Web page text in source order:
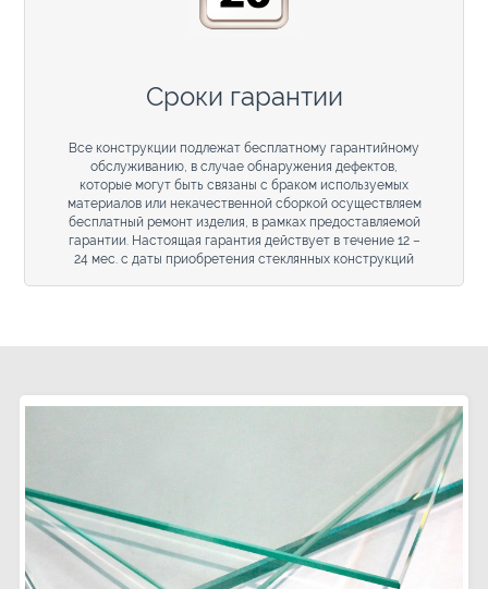
Сроки гарантии
Все конструкции подлежат бесплатному гарантийному
обслуживанию, в случае обнаружения дефектов,
которые могут быть связаны с браком используемых
материалов или некачественной сборкой осуществляем
бесплатный ремонт изделия, в рамках предоставляемой
гарантии. Настоящая гарантия действует в течение 12 –
24 мес. с даты приобретения стеклянных конструкций